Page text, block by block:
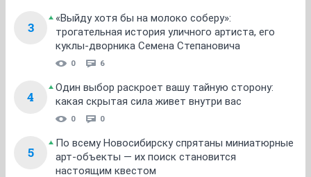
3
«Выйду хотя бы на молоко соберу»:
трогательная история уличного артиста, его
куклы-дворника Семена Степановича
0 6
4
Один выбор раскроет вашу тайную сторону:
какая скрытая сила живет внутри вас
0 0
5
По всему Новосибирску спрятаны миниатюрные
арт-объекты — их поиск становится
настоящим квестом